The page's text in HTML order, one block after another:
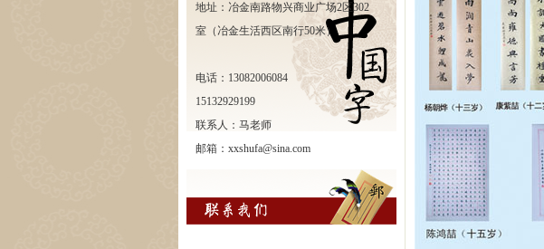
地址：冶金南路物兴商业广场2区302
室（冶金生活西区南行50米）
电话：13082006084
15132929199
联系人：马老师
邮箱：xxshufa@sina.com